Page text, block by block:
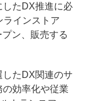
したDX推進に必
ラインストア
ン、販売する
たDX関連のサ
効率化や従業